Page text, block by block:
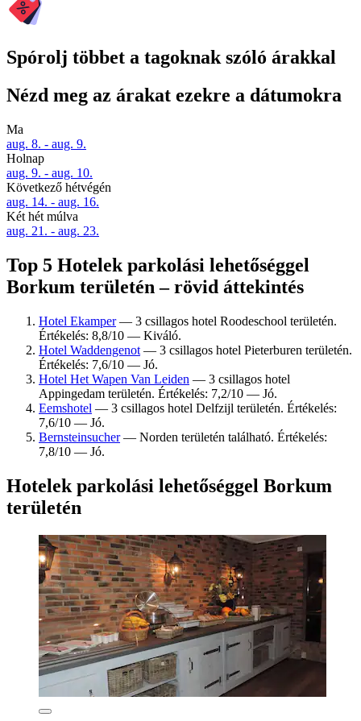
Spórolj többet a tagoknak szóló árakkal
Nézd meg az árakat ezekre a dátumokra
Ma
aug. 8. - aug. 9.
Holnap
aug. 9. - aug. 10.
Következő hétvégén
aug. 14. - aug. 16.
Két hét múlva
aug. 21. - aug. 23.
Top 5 Hotelek parkolási lehetőséggel
Borkum területén – rövid áttekintés
Hotel Ekamper— 3 csillagos hotel Roodeschool területén.
Értékelés: 8,8/10 — Kiváló.
Hotel Waddengenot — 3 csillagos hotel Pieterburen területén.
Értékelés: 7,6/10 — Jó.
Hotel Het Wapen Van Leiden — 3 csillagos hotel
Appingedam területén. Értékelés: 7,2/10 — Jó.
Eemshotel — 3 csillagos hotel Delfzijl területén. Értékelés:
7,6/10 — Jó.
Bernsteinsucher— Norden területén található. Értékelés:
7,8/10 — Jó.
Hotelek parkolási lehetőséggel Borkum
területén